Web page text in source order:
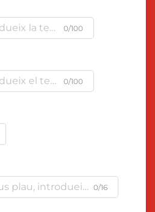
0/100
0/100
0/16